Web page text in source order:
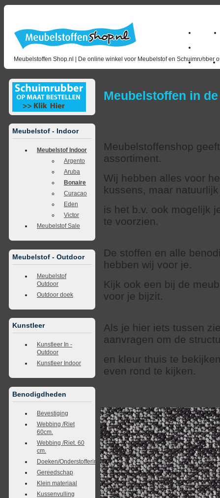
Meubelstoffen Shop.nl | De online winkel voor Meubelstof en Schuimrubber
Home
Outlet
Meubelstof - Indoor
Meubelstof Indoor
Argento
Aruba
Bonaire
Curacao
Eden
Victor
Meubelstof Sale
Meubelstof - Outdoor
Meubelstof
Outdoor
Outdoor doek
Kunstleer
Kunstleer In -
Outdoor
Kunstleer Indoor
Benodigdheden
Bevestiging
Webbing /Riet
60cm.
Webbing /Riet. 60
cm.
Doeken/Onderstoffering
Gereedschap
Klein materiaal
Kussenvulling
Meubelstoffen in
Meubelstoffenshop
assortiment.
Wij hebben alles voor
kussens, maar
is het b.v. ook mogelijk
te voorzien.
De stoffen en alle
hebben wij voor je.
Kijk ook een bij de
voor je bijzit.
Als je hier iets tussen
aanvragen om de
en kleur thuis te
even rond te kijken.